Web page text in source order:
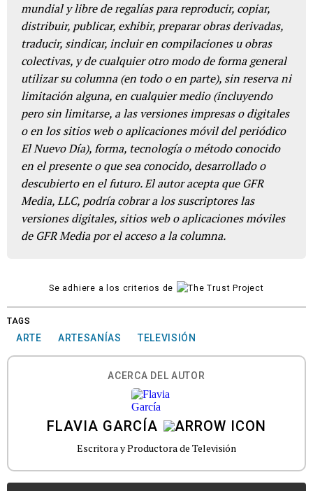
mundial y libre de regalías para reproducir, copiar,
distribuir, publicar, exhibir, preparar obras derivadas,
traducir, sindicar, incluir en compilaciones u obras
colectivas, y de cualquier otro modo de forma general
utilizar su columna (en todo o en parte), sin reserva ni
limitación alguna, en cualquier medio (incluyendo
pero sin limitarse, a las versiones impresas o digitales
o en los sitios web o aplicaciones móvil del periódico
El Nuevo Día), forma, tecnología o método conocido
en el presente o que sea conocido, desarrollado o
descubierto en el futuro. El autor acepta que GFR
Media, LLC, podría cobrar a los suscriptores las
versiones digitales, sitios web o aplicaciones móviles
de GFR Media por el acceso a la columna.
Se adhiere a los criterios de
TAGS
ARTE ARTESANÍAS TELEVISIÓN
ACERCA DEL AUTOR
FLAVIA GARCÍA
Escritora y Productora de Televisión